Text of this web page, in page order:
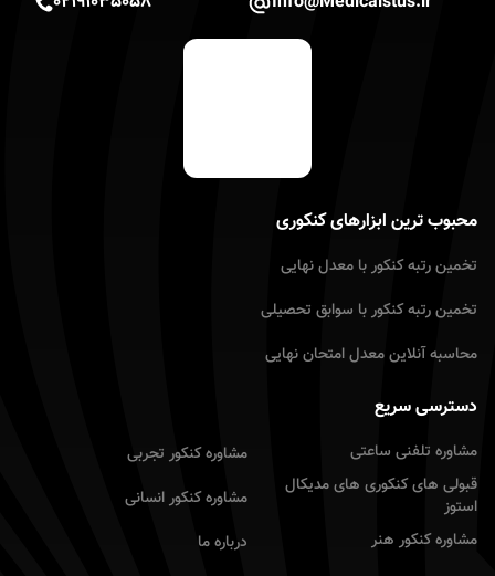
دسترسی سریع
مشاوره تلفنی ساعتی
قبولی های کنکوری های مدیکال
استوز
مشاوره کنکور هنر
مشاوره کنکور تجربى
مشاوره کنکور انسانى
درباره ما
محبوب ترین ابزارهای کنکوری
تخمین رتبه کنکور با معدل نهایى
تخمین رتبه کنکور با سوابق تحصیلى
محاسبه آنلاین معدل امتحان نهایى